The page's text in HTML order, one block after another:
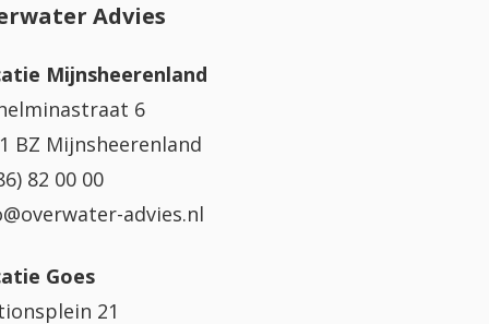
Advies
Mijnsheerenland
6
BZ Mijnsheerenland
82 00 00
advies.nl
Goes
21